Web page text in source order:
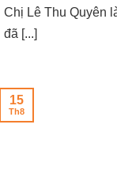
Chị Lê Thu Quyên
đã [...]
15
Th8